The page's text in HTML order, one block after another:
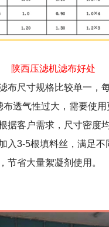
陕西压滤机滤布好处
布尺寸规格比较单一，
布透气性过大，需要使用
据客户需求，尺寸密度
入3-5根填料丝，满足不
节省大量絮凝剂使用。